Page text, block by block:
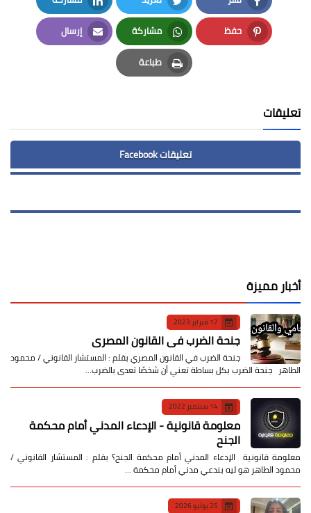
Facebook
Twitter
LinkedIn
حفظ
Pinterest
مشاركة
Whatsapp
إرسال
Email
طباعة
Print
تعليقات
تعليقات Facebook
أخبار مميزة
17 فبراير 2023
جنحة الضرب في القانون المصري
جنحة الضرب في القانون المصري بقلم : المستشار القانوني / محمود
الطاهر جنحة الضرب بكل بساطة تعني أن شخصًا تعدى بالضرب…
14 سبتمبر 2022
معلومة قانونية - الإدعاء المدني أمام محكمة
الجنح
معلومة قانونية الإدعاء المدني أمام محكمة الجنح؟ بقلم : المستشار القانوني /
محمود الطاهر هو ليه بندعي مدني أمام محكمة …
25 يوليو 2026